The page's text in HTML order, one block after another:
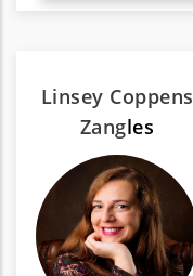
Linsey Coppens
Zangles